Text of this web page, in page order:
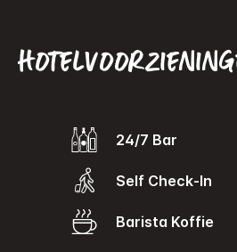
24/7 Bar
Self Check-In
Barista Koffie